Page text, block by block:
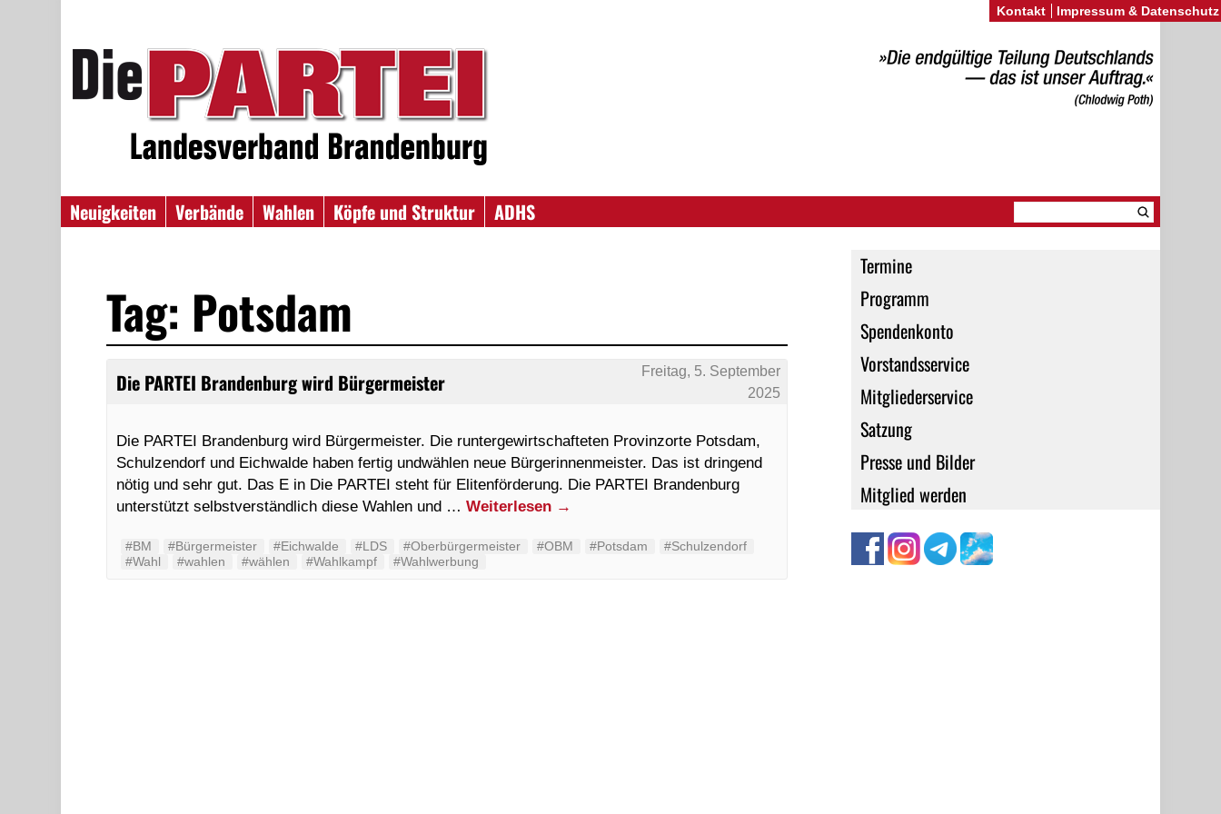
Neuigkeiten Verbände Wahlen Köpfe und Struktur
ADHS
Termine
Programm
Spendenkonto
Vorstandsservice
Mitgliederservice
Satzung
Presse und Bilder
Mitglied werden
Tag: Potsdam
Die PARTEI Brandenburg wird Bürgermeister
Freitag, 5. September
2025
Die PARTEI Brandenburg wird Bürgermeister. Die runtergewirtschafteten Provinzorte Potsdam,
Schulzendorf und Eichwalde haben fertig undwählen neue Bürgerinnenmeister. Das ist dringend
nötig und sehr gut. Das E in Die PARTEI steht für Elitenförderung. Die PARTEI Brandenburg
unterstützt selbstverständlich diese Wahlen und …Weiterlesen →
#BM #Bürgermeister #Eichwalde #LDS #Oberbürgermeister #OBM #Potsdam
#Schulzendorf
#Wahl
#wahlen #wählen #Wahlkampf #Wahlwerbung
Kontakt Impressum & Datenschutz